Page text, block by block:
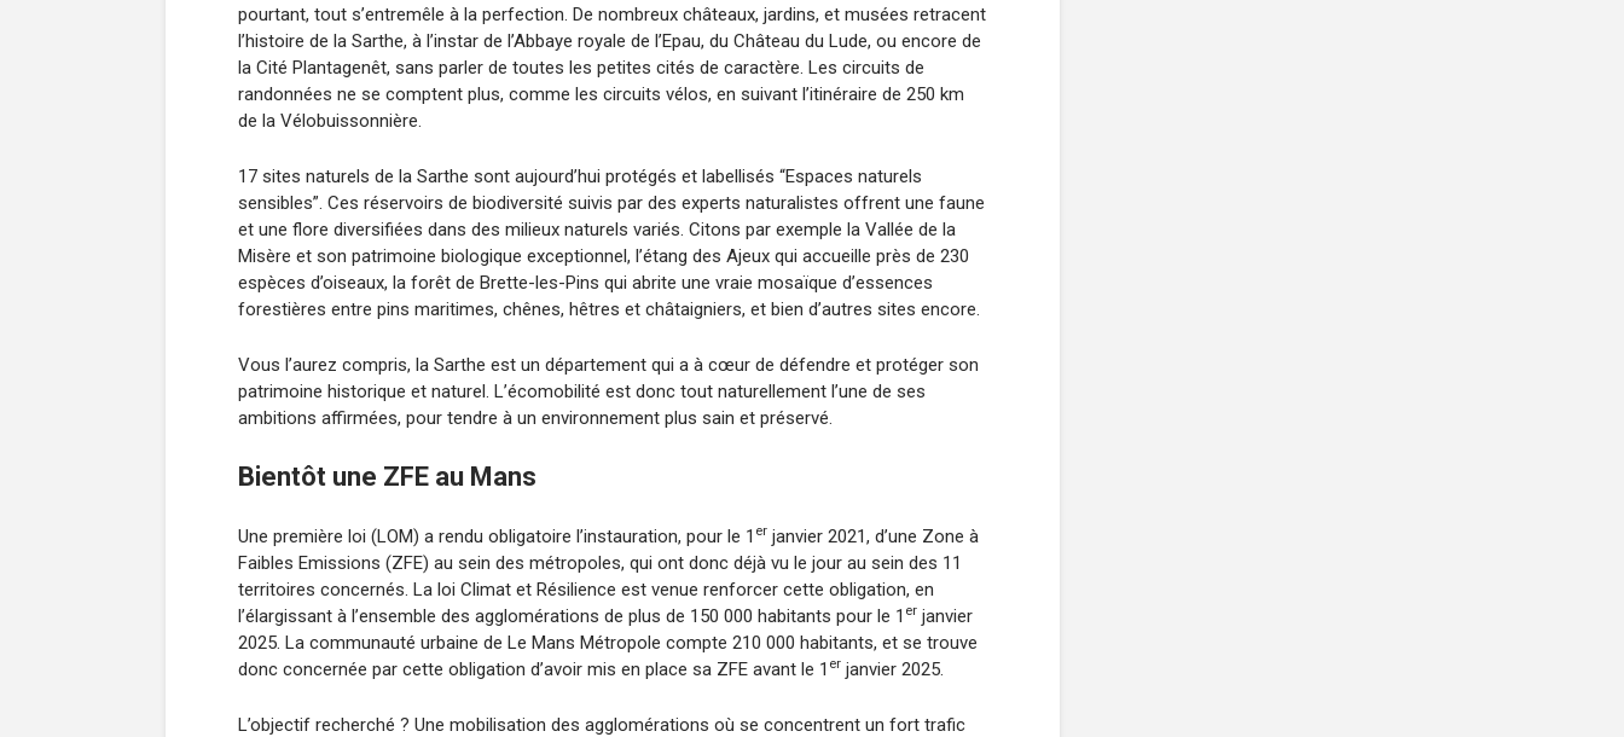
pourtant, tout s’entremêle à la perfection. De nombreux châteaux, jardins, et musées retracent
l’histoire de la Sarthe, à l’instar de l’Abbaye royale de l’Epau, du Château du Lude, ou encore de
la Cité Plantagenêt, sans parler de toutes les petites cités de caractère. Les circuits de
randonnées ne se comptent plus, comme les circuits vélos, en suivant l’itinéraire de 250 km
de la Vélobuissonnière.
17 sites naturels de la Sarthe sont aujourd’hui protégés et labellisés “Espaces naturels
sensibles”. Ces réservoirs de biodiversité suivis par des experts naturalistes offrent une faune
et une flore diversifiées dans des milieux naturels variés. Citons par exemple la Vallée de la
Misère et son patrimoine biologique exceptionnel, l’étang des Ajeux qui accueille près de 230
espèces d’oiseaux, la forêt de Brette-les-Pins qui abrite une vraie mosaïque d’essences
forestières entre pins maritimes, chênes, hêtres et châtaigniers, et bien d’autres sites encore.
Vous l’aurez compris, la Sarthe est un département qui a à cœur de défendre et protéger son
patrimoine historique et naturel. L’écomobilité est donc tout naturellement l’une de ses
ambitions affirmées, pour tendre à un environnement plus sain et préservé.
Bientôt une ZFE au Mans
Une première loi (LOM) a rendu obligatoire l’instauration, pour le 1 er janvier 2021, d’une Zone à
Faibles Emissions (ZFE) au sein des métropoles, qui ont donc déjà vu le jour au sein des 11
territoires concernés. La loi Climat et Résilience est venue renforcer cette obligation, en
l’élargissant à l’ensemble des agglomérations de plus de 150 000 habitants pour le 1 er janvier
2025. La communauté urbaine de Le Mans Métropole compte 210 000 habitants, et se trouve
donc concernée par cette obligation d’avoir mis en place sa ZFE avant le 1 er janvier 2025.
L’objectif recherché ? Une mobilisation des agglomérations où se concentrent un fort trafic